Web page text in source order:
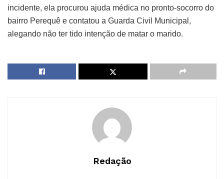
incidente, ela procurou ajuda médica no pronto-socorro do
bairro Perequê e contatou a Guarda Civil Municipal,
alegando não ter tido intenção de matar o marido.
Redação